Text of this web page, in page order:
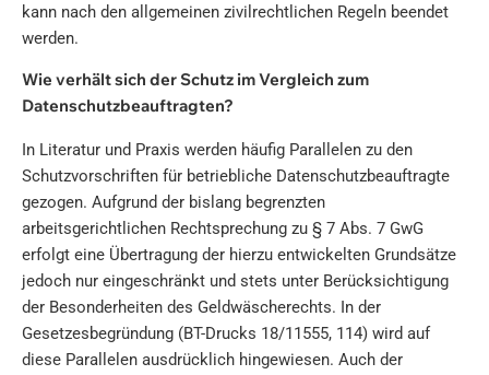
kann nach den allgemeinen zivilrechtlichen Regeln beendet
werden.
Wie verhält sich der Schutz im Vergleich zum
Datenschutzbeauftragten?
In Literatur und Praxis werden häufig Parallelen zu den
Schutzvorschriften für betriebliche Datenschutzbeauftragte
gezogen. Aufgrund der bislang begrenzten
arbeitsgerichtlichen Rechtsprechung zu § 7 Abs. 7 GwG
erfolgt eine Übertragung der hierzu entwickelten Grundsätze
jedoch nur eingeschränkt und stets unter Berücksichtigung
der Besonderheiten des Geldwäscherechts. In der
Gesetzesbegründung (BT-Drucks 18/11555, 114) wird auf
diese Parallelen ausdrücklich hingewiesen. Auch der